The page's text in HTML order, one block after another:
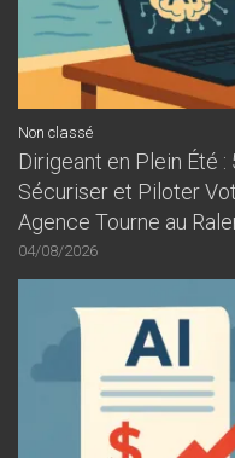
Non classé
Dirigeant en Plein Été
Sécuriser et Piloter
Agence Tourne au
04/08/2026